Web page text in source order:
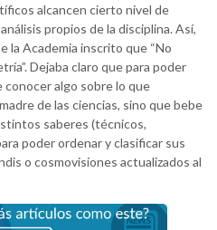
alcancen cierto nivel de
propios de la disciplina. Así,
la Academia inscrito que “No
Dejaba claro que para poder
algo sobre lo que
de las ciencias, sino que bebe
saberes (técnicos,
poder ordenar y clasificar sus
o cosmovisiones actualizados al